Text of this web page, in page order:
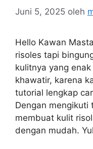
Juni 5, 2025 oleh
Hello Kawan
risoles tapi
kulitnya yang
khawatir, karena
tutorial lengkap
Dengan mengikuti
membuat kulit
dengan mudah.